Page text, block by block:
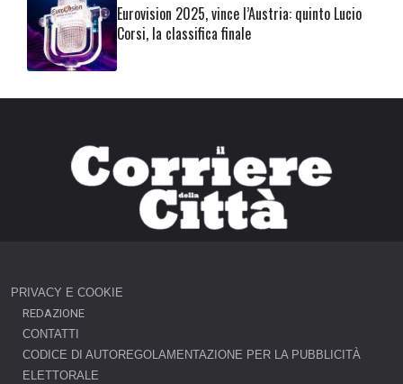
Eurovision 2025, vince l’Austria: quinto Lucio
Corsi, la classifica finale
PRIVACY E COOKIE
REDAZIONE
CONTATTI
CODICE DI AUTOREGOLAMENTAZIONE PER LA PUBBLICITÀ
ELETTORALE